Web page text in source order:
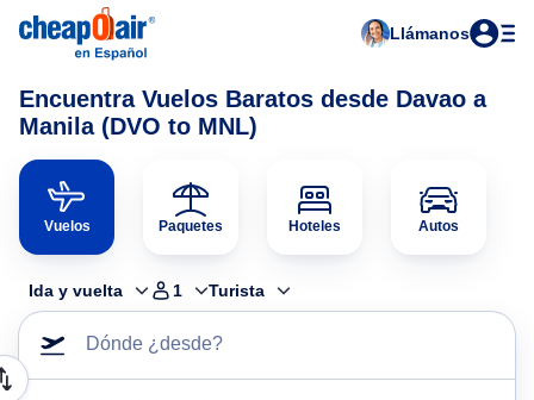
Llámanos
Encuentra Vuelos Baratos desde Davao a
Manila (DVO to MNL)
Vuelos Paquetes Hoteles Autos
Ida y vuelta 1 Turista
Dónde ¿desde?